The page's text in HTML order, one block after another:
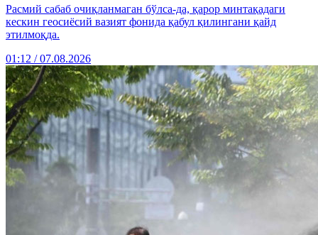
Расмий сабаб очиқланмаган бўлса-да, қарор минтақадаги
кескин геосиёсий вазият фонида қабул қилингани қайд
этилмоқда.
01:12 / 07.08.2026